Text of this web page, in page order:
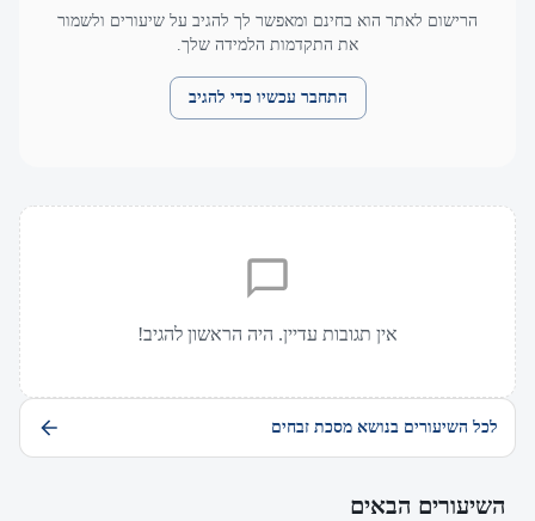
הרישום לאתר הוא בחינם ומאפשר לך להגיב על שיעורים ולשמור
את התקדמות הלמידה שלך.
התחבר עכשיו כדי להגיב
אין תגובות עדיין. היה הראשון להגיב!
לכל השיעורים בנושא מסכת זבחים
השיעורים הבאים